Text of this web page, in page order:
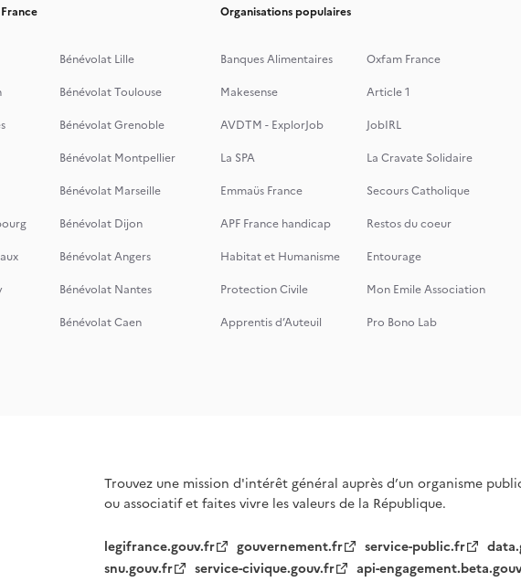
Bénévolat Lille
Bénévolat Toulouse
Bénévolat Grenoble
Bénévolat Montpellier
Bénévolat Marseille
Bénévolat Dijon
Bénévolat Angers
Bénévolat Nantes
Bénévolat Caen
Organisations populaires
Banques Alimentaires
Oxfam France
Makesense
Article 1
AVDTM - ExplorJob
JobIRL
La SPA
La Cravate Solidaire
Emmaüs France
Secours Catholique
APF France handicap
Restos du coeur
Habitat et Humanisme
Entourage
Protection Civile
Mon Emile Association
Apprentis d’Auteuil
Pro Bono Lab
Trouvez une mission d'intérêt général auprès d’un organisme
ou associatif et faites vivre les valeurs de la République.
legifrance.gouv.fr gouvernement.fr service-public.fr
snu.gouv.fr
service-civique.gouv.fr
api-